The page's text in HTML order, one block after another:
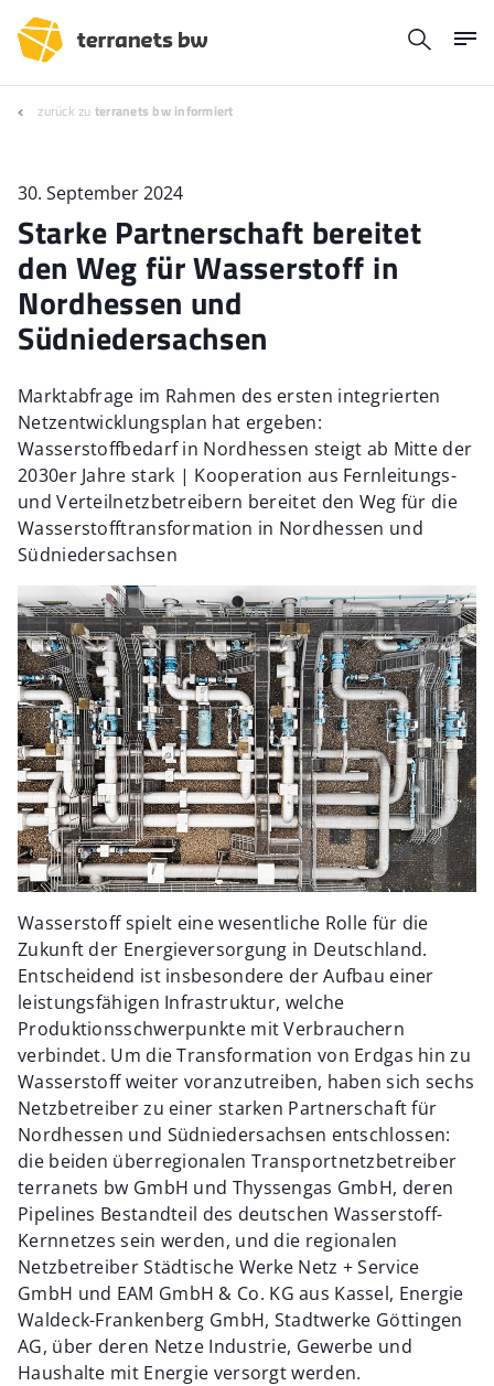
zurück zu terranets bw informiert
30. September 2024
Starke Partnerschaft bereitet
den Weg für Wasserstoff in
Nordhessen und
Südniedersachsen
Marktabfrage im Rahmen des ersten integrierten
Netzentwicklungsplan hat ergeben:
Wasserstoffbedarf in Nordhessen steigt ab Mitte der
2030er Jahre stark | Kooperation aus Fernleitungs-
und Verteilnetzbetreibern bereitet den Weg für die
Wasserstofftransformation in Nordhessen und
Südniedersachsen
Wasserstoff spielt eine wesentliche Rolle für die
Zukunft der Energieversorgung in Deutschland.
Entscheidend ist insbesondere der Aufbau einer
leistungsfähigen Infrastruktur, welche
Produktionsschwerpunkte mit Verbrauchern
verbindet. Um die Transformation von Erdgas hin zu
Wasserstoff weiter voranzutreiben, haben sich sechs
Netzbetreiber zu einer starken Partnerschaft für
Nordhessen und Südniedersachsen entschlossen:
die beiden überregionalen Transportnetzbetreiber
terranets bw GmbH und Thyssengas GmbH, deren
Pipelines Bestandteil des deutschen Wasserstoff-
Kernnetzes sein werden, und die regionalen
Netzbetreiber Städtische Werke Netz + Service
GmbH und EAM GmbH & Co. KG aus Kassel, Energie
Waldeck-Frankenberg GmbH, Stadtwerke Göttingen
AG, über deren Netze Industrie, Gewerbe und
Haushalte mit Energie versorgt werden.